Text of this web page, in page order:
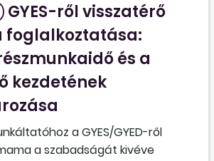
és jogszerűen közölni
figyelemmel a hétvégi
kiadásának
GYES-ről visszatérő
foglalkoztatása:
és a
kezdetének
a GYES/GYED-ről
a szabadságát kivéve